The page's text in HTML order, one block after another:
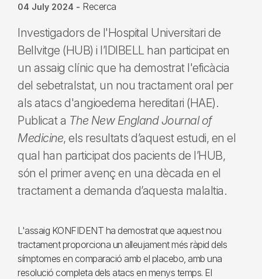
04 July 2024 - Recerca
Investigadors de l'Hospital Universitari de
Bellvitge (HUB) i l’IDIBELL han participat en
un assaig clínic que ha demostrat l'eficàcia
del sebetralstat, un nou tractament oral per
als atacs d'angioedema hereditari (HAE).
Publicat a The New England Journal of
Medicine, els resultats d’aquest estudi, en el
qual han participat dos pacients de l’HUB,
són el primer avenç en una dècada en el
tractament a demanda d’aquesta malaltia.
L'assaig KONFIDENT ha demostrat que aquest nou
tractament proporciona un alleujament més ràpid dels
símptomes en comparació amb el placebo, amb una
resolució completa dels atacs en menys temps. El